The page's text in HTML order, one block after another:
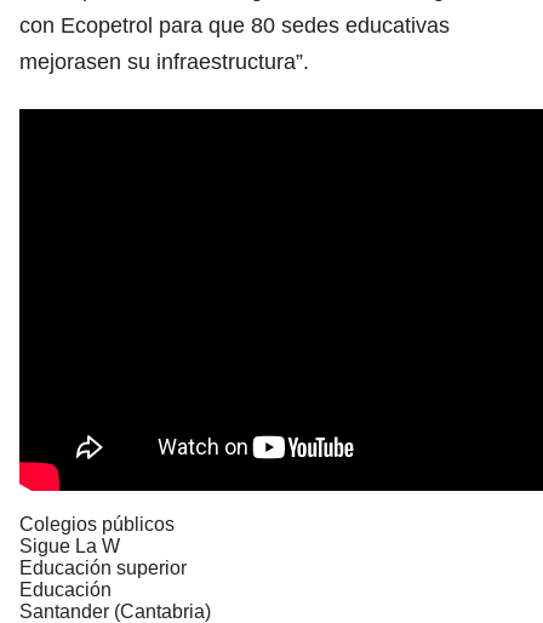
con Ecopetrol para que 80 sedes educativas
mejorasen su infraestructura”.
Colegios públicos
Sigue La W
Educación superior
Educación
Santander (Cantabria)